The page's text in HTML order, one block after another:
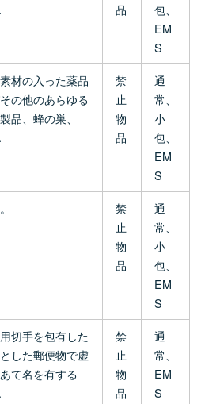
品
包、
EM
S
材の入った薬品
の他のあらゆる
品、蜂の巣、
禁
止
物
品
通
常、
小
包、
EM
S
禁
止
物
品
通
常、
小
包、
EM
S
切手を包有した
した郵便物で虚
て名を有する
禁
止
物
品
通
常、
EM
S